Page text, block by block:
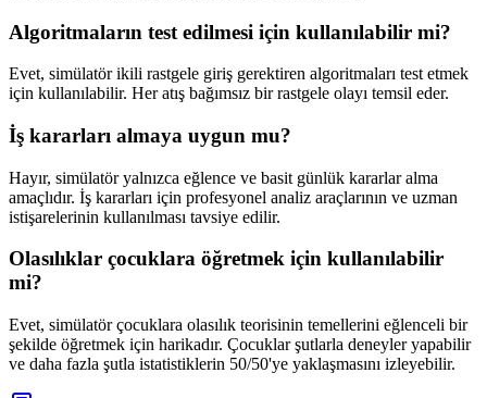
Algoritmaların test edilmesi için kullanılabilir mi?
Evet, simülatör ikili rastgele giriş gerektiren algoritmaları test etmek
için kullanılabilir. Her atış bağımsız bir rastgele olayı temsil eder.
İş kararları almaya uygun mu?
Hayır, simülatör yalnızca eğlence ve basit günlük kararlar alma
amaçlıdır. İş kararları için profesyonel analiz araçlarının ve uzman
istişarelerinin kullanılması tavsiye edilir.
Olasılıklar çocuklara öğretmek için kullanılabilir
mi?
Evet, simülatör çocuklara olasılık teorisinin temellerini eğlenceli bir
şekilde öğretmek için harikadır. Çocuklar şutlarla deneyler yapabilir
ve daha fazla şutla istatistiklerin 50/50'ye yaklaşmasını izleyebilir.